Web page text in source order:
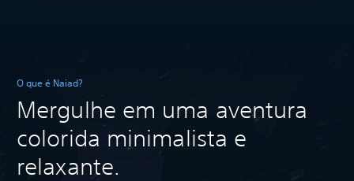
O que é Naiad?
Mergulhe em uma aventura
colorida minimalista e
relaxante.